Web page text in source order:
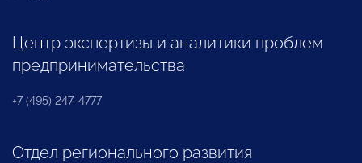
Центр экспертизы и аналитики проблем
предпринимательства
+7 (495) 247-4777
Отдел регионального развития